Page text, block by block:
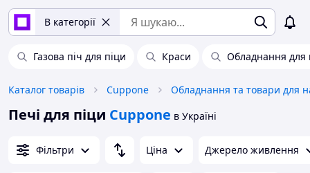
В категорії
Газова піч для піци Краси Обладнання для
Каталог товарів Cuppone
Печі для піци Cuppone в Україні
Фільтри Ціна Джерело живлення